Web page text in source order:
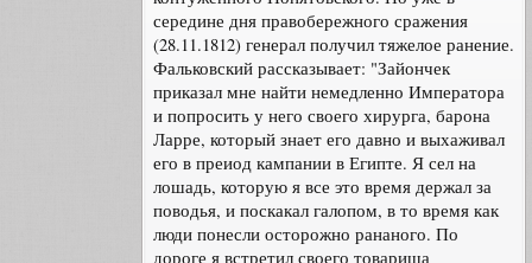
середине дня правобережного сражения
(28.11.1812) генерал получил тяжелое ранение.
Фальковский рассказывает: "Зайончек
приказал мне найти немедленно Императора
и попросить у него своего хирурга, барона
Ларре, который знает его давно и выхаживал
его в преиод кампании в Египте. Я сел на
лошадь, которую я все это время держал за
поводья, и поскакал галопом, в то время как
люди понесли осторожно рананого. По
дороге я встретил своего товарища